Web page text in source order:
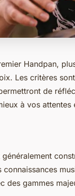
Handpan,
Les critères
de
à vos attentes
généralement
connaissances
des gammes